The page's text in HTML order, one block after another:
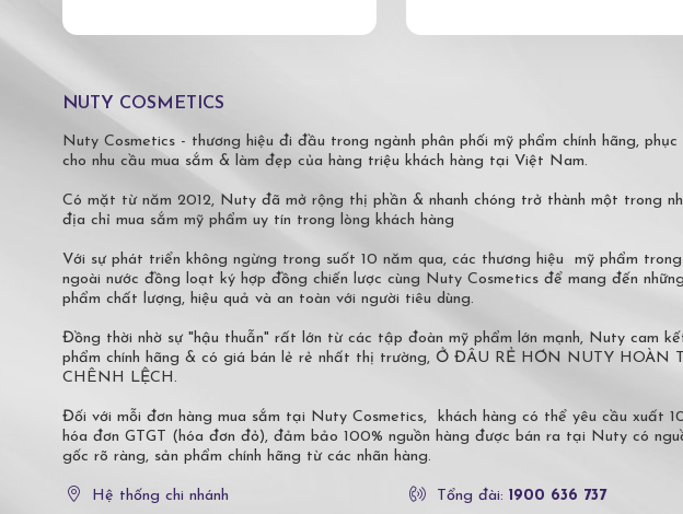
NUTY COSMETICS
Nuty Cosmetics - thương hiệu đi đầu trong ngành phân phối mỹ phẩm chính hãng, phục
cho nhu cầu mua sắm & làm đẹp của hàng triệu khách hàng tại Việt Nam.
Có mặt từ năm 2012, Nuty đã mở rộng thị phần & nhanh chóng trở thành một trong
địa chỉ mua sắm mỹ phẩm uy tín trong lòng khách hàng
Với sự phát triển không ngừng trong suốt 10 năm qua, các thương hiệu mỹ phẩm
ngoài nước đồng loạt ký hợp đồng chiến lược cùng Nuty Cosmetics để mang đến
phẩm chất lượng, hiệu quả và an toàn với người tiêu dùng.
Đồng thời nhờ sự "hậu thuẫn" rất lớn từ các tập đoàn mỹ phẩm lớn mạnh, Nuty cam
phẩm chính hãng & có giá bán lẻ rẻ nhất thị trường, Ở ĐÂU RẺ HƠN NUTY HOÀN
CHÊNH LỆCH.
Đối với mỗi đơn hàng mua sắm tại Nuty Cosmetics, khách hàng có thể yêu cầu xuất
hóa đơn GTGT (hóa đơn đỏ), đảm bảo 100% nguồn hàng được bán ra tại Nuty có
gốc rõ ràng, sản phẩm chính hãng từ các nhãn hàng.
Hệ thống chi nhánh Tổng đài: 1900 636 737